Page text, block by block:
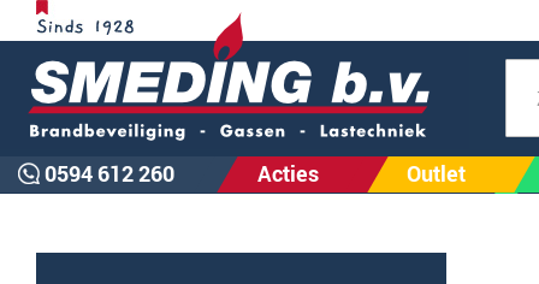
0594 612 260 Acties Outlet